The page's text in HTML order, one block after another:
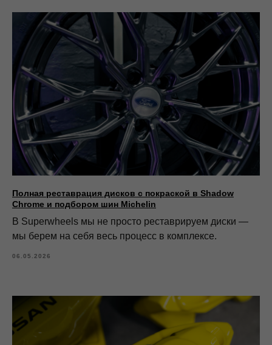
Полная реставрация дисков с покраской в Shadow
Chrome и подбором шин Michelin
В Superwheels мы не просто реставрируем диски —
мы берем на себя весь процесс в комплексе.
06.05.2026